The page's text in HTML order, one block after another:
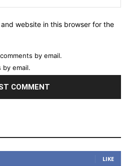
website in this browser for the
by email.
email.
LIKE